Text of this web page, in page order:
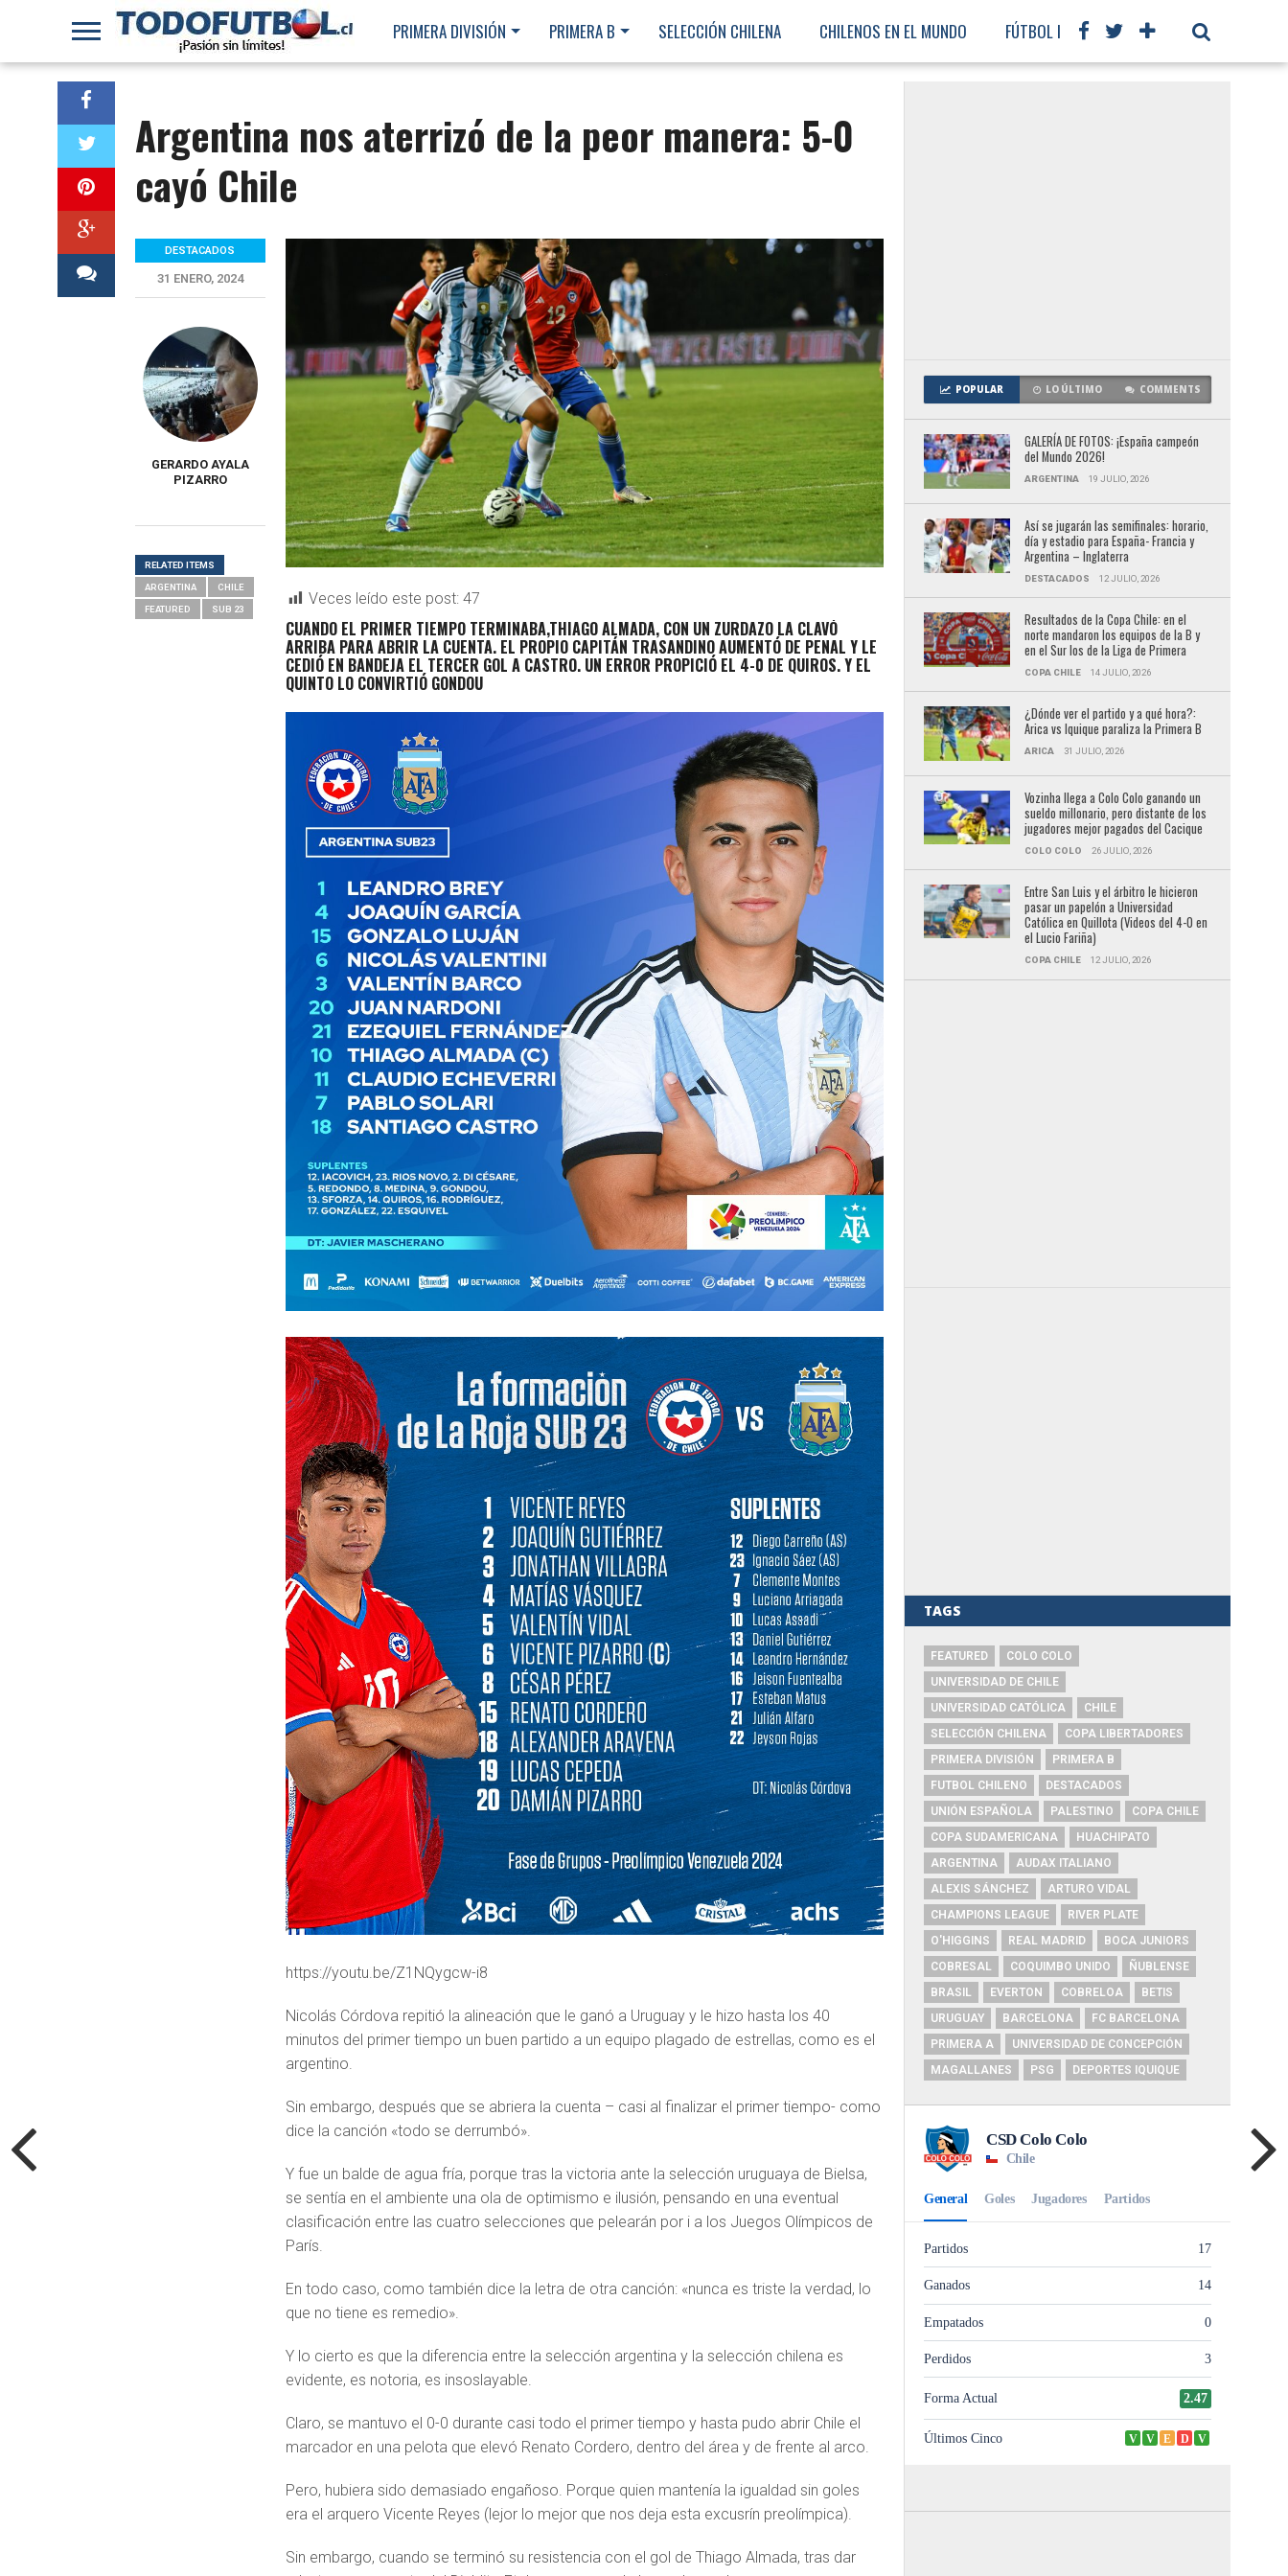
PRIMERA DIVISIÓN PRIMERA B SELECCIÓN CHILENA CHILENOS EN EL MUNDO FÚTBOL INTERNACIONAL
Argentina nos aterrizó de la peor manera: 5-0
cayó Chile
Veces leído este post: 47
CUANDO EL PRIMER TIEMPO TERMINABA,THIAGO ALMADA, CON UN ZURDAZO LA CLAVÓ
ARRIBA PARA ABRIR LA CUENTA. EL PROPIO CAPITÁN TRASANDINO AUMENTÓ DE PENAL Y LE
CEDIÓ EN BANDEJA EL TERCER GOL A CASTRO. UN ERROR PROPICIÓ EL 4-0 DE QUIROS. Y EL
QUINTO LO CONVIRTIÓ GONDOU
https://youtu.be/Z1NQygcw-i8
Nicolás Córdova repitió la alineación que le ganó a Uruguay y le hizo hasta los 40
minutos del primer tiempo un buen partido a un equipo plagado de estrellas, como es el
argentino.
Sin embargo, después que se abriera la cuenta – casi al finalizar el primer tiempo- como
dice la canción «todo se derrumbó».
Y fue un balde de agua fría, porque tras la victoria ante la selección uruguaya de Bielsa,
se sentía en el ambiente una ola de optimismo e ilusión, pensando en una eventual
clasificación entre las cuatro selecciones que pelearán por i a los Juegos Olímpicos de
París.
En todo caso, como también dice la letra de otra canción: «nunca es triste la verdad, lo
que no tiene es remedio».
Y lo cierto es que la diferencia entre la selección argentina y la selección chilena es
evidente, es notoria, es insoslayable.
Claro, se mantuvo el 0-0 durante casi todo el primer tiempo y hasta pudo abrir Chile el
marcador en una pelota que elevó Renato Cordero, dentro del área y de frente al arco.
Pero, hubiera sido demasiado engañoso. Porque quien mantenía la igualdad sin goles
era el arquero Vicente Reyes (lejor lo mejor que nos deja esta excusrín preolímpica).
Sin embargo, cuando se terminó su resistencia con el gol de Thiago Almada, tras dar
DESTACADOS
31 ENERO, 2024
GERARDO AYALA
PIZARRO
RELATED ITEMS
ARGENTINA CHILE
FEATURED SUB 23
POPULAR LO ÚLTIMO COMMENTS
GALERÍA DE FOTOS: ¡España campeón
del Mundo 2026!
ARGENTINA 19 JULIO, 2026
Así se jugarán las semifinales: horario,
día y estadio para España- Francia y
Argentina – Inglaterra
DESTACADOS 12 JULIO, 2026
Resultados de la Copa Chile: en el
norte mandaron los equipos de la B y
en el Sur los de la Liga de Primera
COPA CHILE 14 JULIO, 2026
¿Dónde ver el partido y a qué hora?:
Arica vs Iquique paraliza la Primera B
ARICA 31 JULIO, 2026
Vozinha llega a Colo Colo ganando un
sueldo millonario, pero distante de los
jugadores mejor pagados del Cacique
COLO COLO 26 JULIO, 2026
Entre San Luis y el árbitro le hicieron
pasar un papelón a Universidad
Católica en Quillota (Videos del 4-0 en
el Lucio Fariña)
COPA CHILE 12 JULIO, 2026
TAGS
FEATURED
COLO COLO
UNIVERSIDAD DE CHILE
UNIVERSIDAD CATÓLICA
CHILE
SELECCIÓN CHILENA
COPA LIBERTADORES
PRIMERA DIVISIÓN
PRIMERA B
FUTBOL CHILENO
DESTACADOS
UNIÓN ESPAÑOLA
PALESTINO
COPA CHILE
COPA SUDAMERICANA
HUACHIPATO
ARGENTINA
AUDAX ITALIANO
ALEXIS SÁNCHEZ
ARTURO VIDAL
CHAMPIONS LEAGUE
RIVER PLATE
O'HIGGINS
REAL MADRID
BOCA JUNIORS
COBRESAL
COQUIMBO UNIDO
ÑUBLENSE
BRASIL
EVERTON COBRELOA
BETIS
URUGUAY
BARCELONA
FC BARCELONA
PRIMERA A
UNIVERSIDAD DE CONCEPCIÓN
MAGALLANES
PSG DEPORTES IQUIQUE